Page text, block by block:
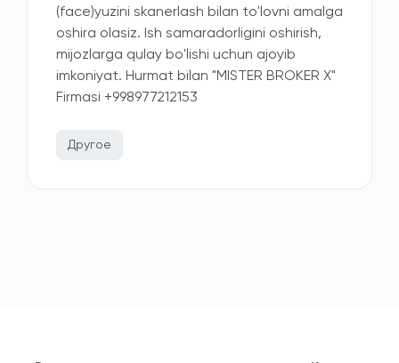
(face)yuzini skanerlash bilan to'lovni amalga
oshira olasiz. Ish samaradorligini oshirish,
mijozlarga qulay bo'lishi uchun ajoyib
imkoniyat. Hurmat bilan "MISTER BROKER X"
Firmasi +998977212153
Другое